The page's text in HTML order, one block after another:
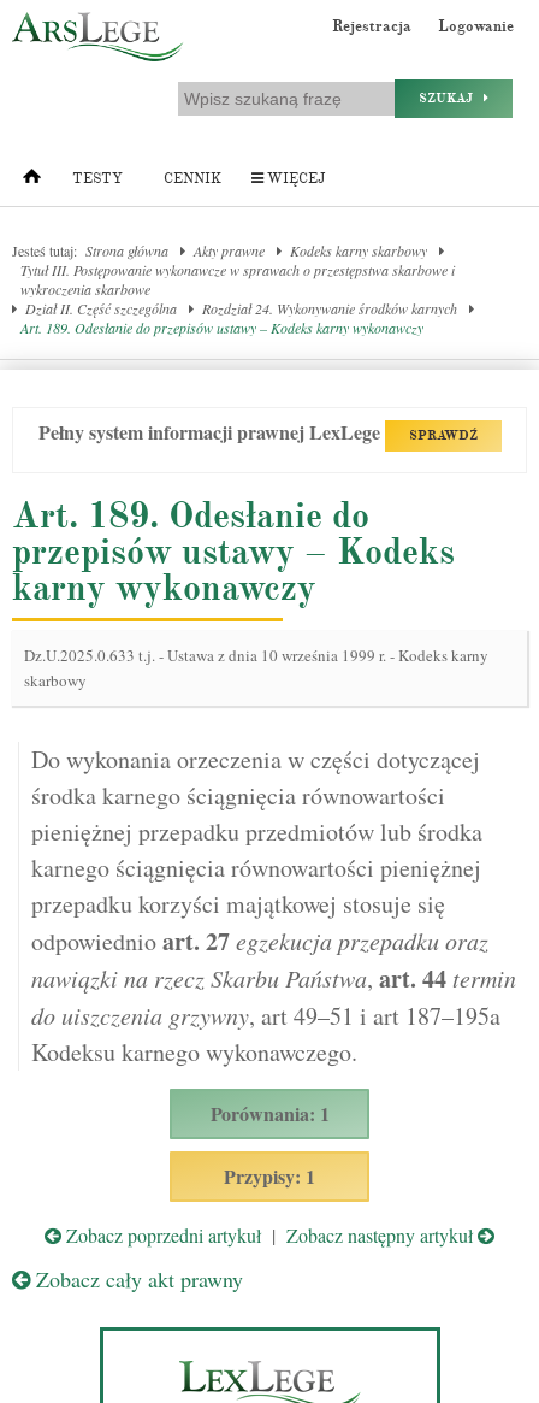
Rejestracja Logowanie
SZUKAJ
TESTY CENNIK WIĘCEJ
Jesteś tutaj: Strona główna Akty prawne
Kodeks karny skarbowy
Tytuł III. Postępowanie wykonawcze w sprawach o przestępstwa skarbowe i
wykroczenia skarbowe
Dział II. Część szczególna
Rozdział 24. Wykonywanie środków karnych
Art. 189. Odesłanie do przepisów ustawy – Kodeks karny wykonawczy
Pełny system informacji prawnej LexLege SPRAWDŹ
Art. 189. Odesłanie do
przepisów ustawy – Kodeks
karny wykonawczy
Dz.U.2025.0.633 t.j.-Ustawa z dnia 10 września 1999 r. - Kodeks karny
skarbowy
Do wykonania orzeczenia w części dotyczącej
środka karnego ściągnięcia równowartości
pieniężnej przepadku przedmiotów lub środka
karnego ściągnięcia równowartości pieniężnej
przepadku korzyści majątkowej stosuje się
odpowiednioart. 27egzekucja przepadku oraz
nawiązki na rzecz Skarbu Państwa, art. 44 termin
do uiszczenia grzywny, art 49–51 i art 187–195a
Kodeksu karnego wykonawczego.
Porównania: 1
Przypisy: 1
Zobacz poprzedni artykuł | Zobacz następny artykuł
Zobacz cały akt prawny